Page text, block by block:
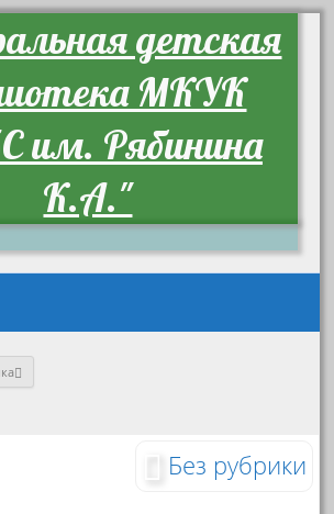
детская
МКУК
им. Рябинина
К.А."
Без рубрики